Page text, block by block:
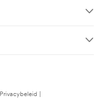
Privacybeleid